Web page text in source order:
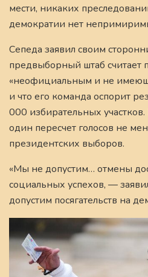
мести, никаких
демократии нет
Сепеда заявил своим
предвыборный штаб считает
«неофициальным и не
и что его команда оспорит
000 избирательных
один пересчет голосов не
президентских выборов.
«Мы не допустим… отмены
социальных успехов, —
допустим посягательств на